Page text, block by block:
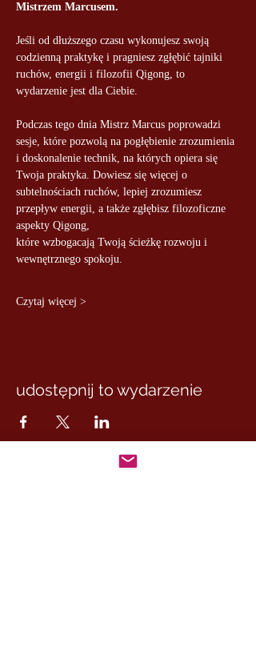
Mistrzem Marcusem.
Jeśli od dłuższego czasu wykonujesz swoją
codzienną praktykę i pragniesz zgłębić tajniki
ruchów, energii i filozofii Qigong, to
wydarzenie jest dla Ciebie.
Podczas tego dnia Mistrz Marcus poprowadzi
sesje, które pozwolą na pogłębienie zrozumienia
i doskonalenie technik, na których opiera się
Twoja praktyka. Dowiesz się więcej o
subtelnościach ruchów, lepiej zrozumiesz
przepływ energii, a także zgłębisz filozoficzne
aspekty Qigong,
które wzbogacają Twoją ścieżkę rozwoju i
wewnętrznego spokoju.
Czytaj więcej >
udostępnij to wydarzenie